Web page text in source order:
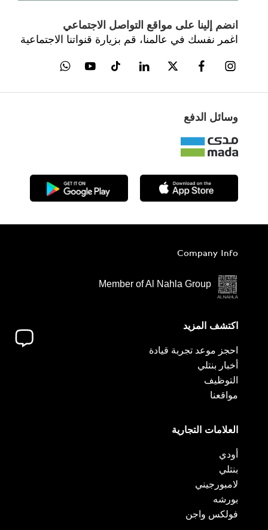
انضم إلينا على مواقع التواصل الاجتماعي
اغمر نفسك في عالمنا، قم بزيارة قنواتنا الاجتماعية
وسائل الدفع
Company Info
Member of Al Nahla Group
اكتشف المزيد
احجز موعد تجربة قيادة
أخبار بنتلي
التوظيف
مواقعنا
العلامات التجارية
أودي
بنتلي
لامبورجيني
بورشه
فولكس واجن